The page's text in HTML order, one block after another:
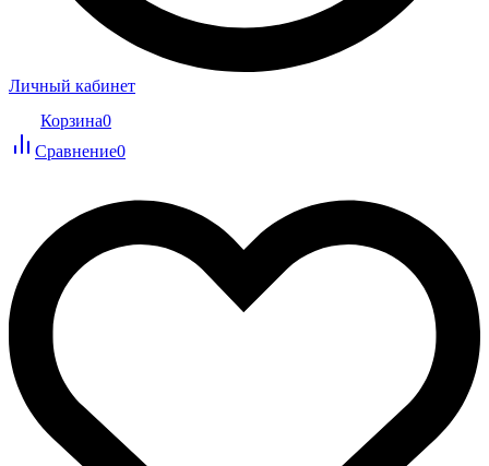
Личный кабинет
Корзина0
Сравнение0